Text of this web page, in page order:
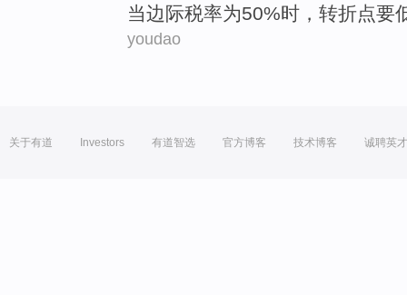
当边际税率为50%时， 转折点要
youdao
关于有道 Investors 有道智选 官方博客 技术博客 诚聘英才